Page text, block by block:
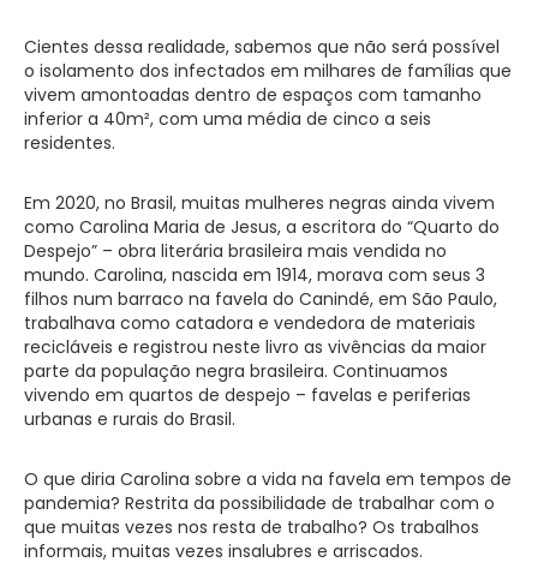
Cientes dessa realidade, sabemos que não será possível
o isolamento dos infectados em milhares de famílias que
vivem amontoadas dentro de espaços com tamanho
inferior a 40m², com uma média de cinco a seis
residentes.
Em 2020, no Brasil, muitas mulheres negras ainda vivem
como Carolina Maria de Jesus, a escritora do “Quarto do
Despejo” – obra literária brasileira mais vendida no
mundo. Carolina, nascida em 1914, morava com seus 3
filhos num barraco na favela do Canindé, em São Paulo,
trabalhava como catadora e vendedora de materiais
recicláveis e registrou neste livro as vivências da maior
parte da população negra brasileira. Continuamos
vivendo em quartos de despejo – favelas e periferias
urbanas e rurais do Brasil.
O que diria Carolina sobre a vida na favela em tempos de
pandemia? Restrita da possibilidade de trabalhar com o
que muitas vezes nos resta de trabalho? Os trabalhos
informais, muitas vezes insalubres e arriscados.